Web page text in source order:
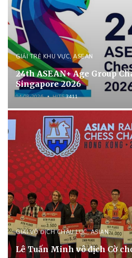
GIẢI TRẺ KHU VỰC, ASEAN
24th ASEAN+ Age Group
Singapore 2026
04-08-2026 HITS3411
GIẢI VÔ ĐỊCH CHÂU LỤC, ASIAN
Lê Tuấn Minh vô địch Cờ